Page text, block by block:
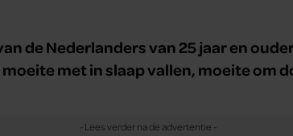
de Nederlanders van 25 jaar en
met in slaap vallen, moeite om